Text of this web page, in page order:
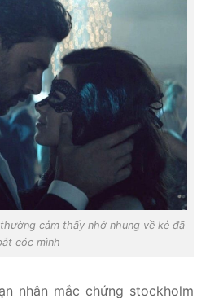
cảm thấy nhớ nhung về kẻ đã
cóc mình
nhân mắc chứng stockholm